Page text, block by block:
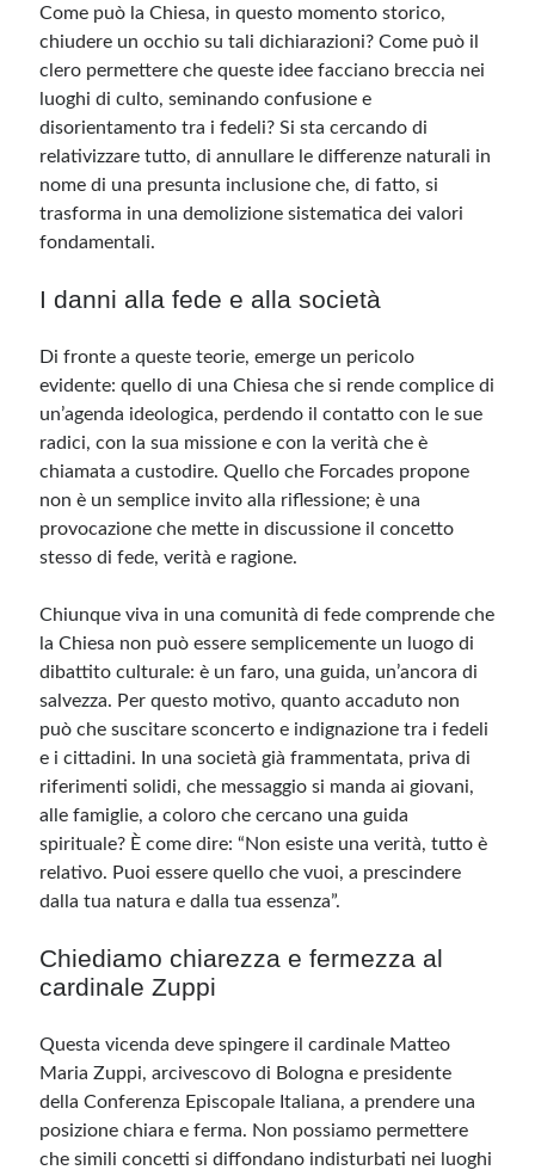
Come può la Chiesa, in questo momento storico,
chiudere un occhio su tali dichiarazioni? Come può il
clero permettere che queste idee facciano breccia nei
luoghi di culto, seminando confusione e
disorientamento tra i fedeli? Si sta cercando di
relativizzare tutto, di annullare le differenze naturali in
nome di una presunta inclusione che, di fatto, si
trasforma in una demolizione sistematica dei valori
fondamentali.
I danni alla fede e alla società
Di fronte a queste teorie, emerge un pericolo
evidente: quello di una Chiesa che si rende complice di
un’agenda ideologica, perdendo il contatto con le sue
radici, con la sua missione e con la verità che è
chiamata a custodire. Quello che Forcades propone
non è un semplice invito alla riflessione; è una
provocazione che mette in discussione il concetto
stesso di fede, verità e ragione.
Chiunque viva in una comunità di fede comprende che
la Chiesa non può essere semplicemente un luogo di
dibattito culturale: è un faro, una guida, un’ancora di
salvezza. Per questo motivo, quanto accaduto non
può che suscitare sconcerto e indignazione tra i fedeli
e i cittadini. In una società già frammentata, priva di
riferimenti solidi, che messaggio si manda ai giovani,
alle famiglie, a coloro che cercano una guida
spirituale? È come dire: “Non esiste una verità, tutto è
relativo. Puoi essere quello che vuoi, a prescindere
dalla tua natura e dalla tua essenza”.
Chiediamo chiarezza e fermezza al
cardinale Zuppi
Questa vicenda deve spingere il cardinale Matteo
Maria Zuppi, arcivescovo di Bologna e presidente
della Conferenza Episcopale Italiana, a prendere una
posizione chiara e ferma. Non possiamo permettere
che simili concetti si diffondano indisturbati nei luoghi